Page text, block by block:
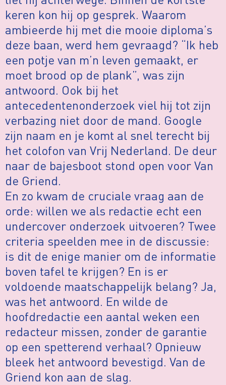
keren kon hij op gesprek. Waarom
ambieerde hij met die mooie diploma’s
deze baan, werd hem gevraagd? “Ik heb
een potje van m’n leven gemaakt, er
moet brood op de plank”, was zijn
antwoord. Ook bij het
antecedentenonderzoek viel hij tot zijn
verbazing niet door de mand. Google
zijn naam en je komt al snel terecht bij
het colofon van Vrij Nederland. De deur
naar de bajesboot stond open voor Van
de Griend.
En zo kwam de cruciale vraag aan de
orde: willen we als redactie echt een
undercover onderzoek uitvoeren? Twee
criteria speelden mee in de discussie:
is dit de enige manier om de informatie
boven tafel te krijgen? En is er
voldoende maatschappelijk belang? Ja,
was het antwoord. En wilde de
hoofdredactie een aantal weken een
redacteur missen, zonder de garantie
op een spetterend verhaal? Opnieuw
bleek het antwoord bevestigd. Van de
Griend kon aan de slag.